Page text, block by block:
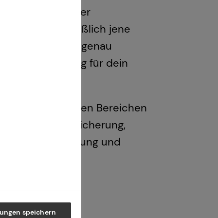
renommierter
ich ausschließlich jene
und Leistung genau
Empfehlung für dein
tecis in vielen Bereichen
und
vorstellen
speichern